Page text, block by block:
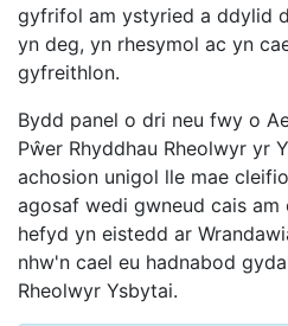
gyfrifol am ystyried a ddylid
yn deg, yn rhesymol ac yn
gyfreithlon.
Bydd panel o dri neu fwy o
Pŵer Rhyddhau Rheolwyr yr
achosion unigol lle mae
agosaf wedi gwneud cais am
hefyd yn eistedd ar
nhw'n cael eu hadnabod
Rheolwyr Ysbytai.